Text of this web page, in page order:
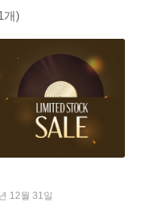
개)
12월 31일